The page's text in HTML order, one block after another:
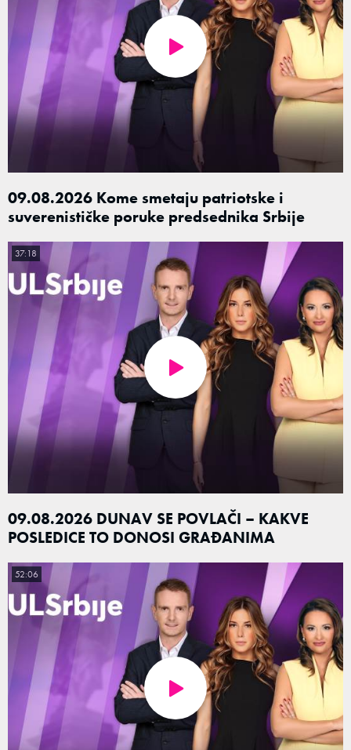
09.08.2026 Kome smetaju patriotske i
suverenističke poruke predsednika Srbije
09.08.2026 DUNAV SE POVLAČI – KAKVE
POSLEDICE TO DONOSI GRAĐANIMA
37:18
52:06